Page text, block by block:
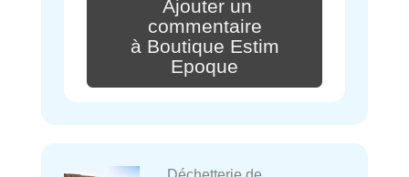
Ajouter un
commentaire
à Boutique Estim
Epoque